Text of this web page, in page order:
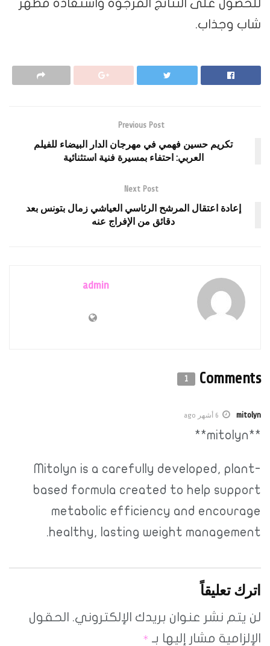
للحصول على النتائج المرجوة واستعادة مظهر
شاب وجذاب.
Previous Post
تكريم حسين فهمي في مهرجان الدار البيضاء للفيلم
العربي: احتفاء بمسيرة فنية استثنائية
Next Post
إعادة اعتقال المرشح الرئاسي العياشي زمال بتونس بعد
دقائق من الإفراج عنه
admin
Comments
1
mitolyn 6 أشهر ago
**mitolyn**
Mitolyn is a carefully developed, plant-
based formula created to help support
metabolic efficiency and encourage
healthy, lasting weight management.
اترك تعليقاً
لن يتم نشر عنوان بريدك الإلكتروني. الحقول
الإلزامية مشار إليها بـ *